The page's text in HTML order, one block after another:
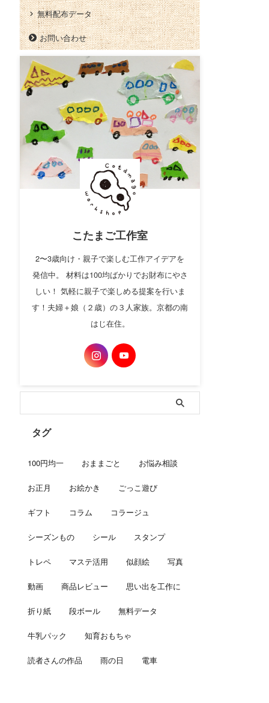
無料配布データ
お問い合わせ
こたまご工作室
2〜3歳向け・親子で楽しむ工作アイデアを
発信中。 材料は100均ばかりでお財布にやさ
しい！ 気軽に親子で楽しめる提案を行いま
す！夫婦＋娘（２歳）の３人家族。京都の南
はじ在住。
タグ
100円均一 おままごと お悩み相談
お正月 お絵かき ごっこ遊び
ギフト コラム コラージュ
シーズンもの シール スタンプ
トレペ マステ活用 似顔絵 写真
動画 商品レビュー 思い出を工作に
折り紙 段ボール 無料データ
牛乳パック 知育おもちゃ
読者さんの作品 雨の日 電車